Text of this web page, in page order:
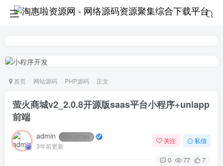
首页 网站源码 PHP源码 正文
萤火商城v2_2.0.8开源版saas平台小程序+uniapp
前端
admin 65785
3年前更新
关注 私信
0 77 7